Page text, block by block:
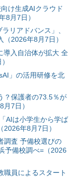
け生成AIクラウド
8月7日）
リアドバンス」、
2026年8月7日）
導入自治体が拡大 全
」の活用研修を北
？保護者の73.5％が
7日）
AIは小学生から学ば
年8月7日）
調査 予備校選びの
予備校調べ=（2026
職員によるスタート